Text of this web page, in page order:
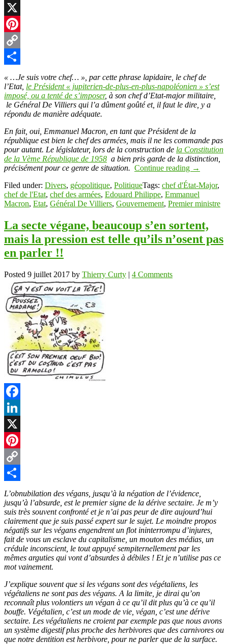
LinkedIn
X
Pinterest
Copy
Link
Partager
« …Je suis votre chef… », par cette phrase lapidaire, le chef de
l’Etat, le Président « jupiterien-de-plus-en-plus-napoléonien » s’est
imposé, ou a tenté de s’imposer, à son chef d’Etat-major militaire,
le Général De Villiers qui l’a dûment goûté et, il faut le dire, y a
répondu de manière adéquate.
En fait, oui, Emmanuel Macron, en tant que Président de la
république est bien le chef des armées, mais il ne les commande pas
pour autant. Le législateur, lors de la construction de la Constitution
de la Vème République de 1958 a bien pris garde de la distinction,
précisément pour ce genre de situation. Continue reading →
Filed under: Divers, géopolitique, PolitiqueTags: chef d'État-Major,
chef de l'Etat, chef des armées, Edouard Philippe, Emmanuel
Macron, Etat, Général De Villiers, Gouvernement, Premier ministre
La secte végane, beaucoup s’en sortent,
mais la pression est telle qu’ils n’osent pas
en parler !!
Posted 9 juillet 2017 by Thierry Curty | 4 Comments
Facebook
LinkedIn
X
Pinterest
Copy
Link
Partager
L’obnubilation des végans, jusqu’à la négation de l’évidence,
jusqu’à l’absurde, est le premier signe de la dérive sectaire. Je m’y
suis très souvent confronté et je n’ai pas peur de dire aujourd’hui
clairement que je suis passé expert sur le sujet. Le moindre propos
négatifs sur les végans engendrent un flot ininterrompu d’injures,
fait de vous un esclave du capitalisme, un mouton des médias, un
crédule inconscient, le tout appuyé sempiternellement par les
mêmes arguties qui vont d’absurdes à débiles ! Et je n’utilise pas ce
mot vainement.
J’explique souvent que si les végans sont des végétaliens, les
végétaliens ne sont pas des végans. A la limite, je dirai qu’on
reconnaît plus volontiers un végan à ce qu’il dit plus qu’à ce qu’il
bouffe. Végétalien, c’est un mode de vie, végan, c’est une dérive
sectaire. Les végétaliens ne croient par exemple pas que nous avons
un système digestif plus proche des herbivores que des carnivores ou
que notre dentition est herbivore, pour ne parler que de la surface.